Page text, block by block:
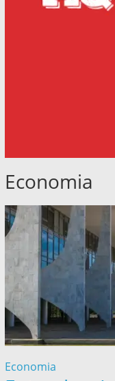
Economia
Economia